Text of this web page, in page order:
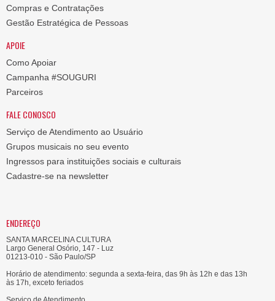
Compras e Contratações
Gestão Estratégica de Pessoas
APOIE
Como Apoiar
Campanha #SOUGURI
Parceiros
FALE CONOSCO
Serviço de Atendimento ao Usuário
Grupos musicais no seu evento
Ingressos para instituições sociais e culturais
Cadastre-se na newsletter
ENDEREÇO
SANTA MARCELINA CULTURA
Largo General Osório, 147 - Luz
01213-010 - São Paulo/SP
Horário de atendimento: segunda a sexta-feira, das 9h às 12h e das 13h
às 17h, exceto feriados